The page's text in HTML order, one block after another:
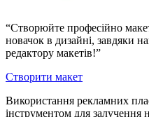
“Створюйте професійно
новачок в дизайні, завдяки
редактору макетів!”
Створити макет
Використання рекламних
інструментом для залучення